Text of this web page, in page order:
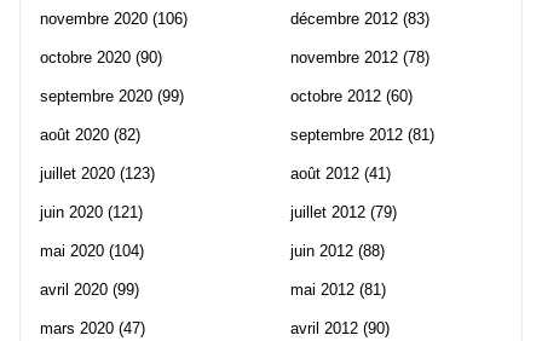
novembre 2020 (106)
octobre 2020 (90)
septembre 2020 (99)
août 2020 (82)
juillet 2020 (123)
juin 2020 (121)
mai 2020 (104)
avril 2020 (99)
mars 2020 (47)
décembre 2012 (83)
novembre 2012 (78)
octobre 2012 (60)
septembre 2012 (81)
août 2012 (41)
juillet 2012 (79)
juin 2012 (88)
mai 2012 (81)
avril 2012 (90)